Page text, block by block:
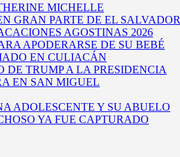
MICHELLE
GRAN PARTE DE EL SALVADOR
AGOSTINAS 2026
APODERARSE DE SU BEBÉ
EN CULIACÁN
DE TRUMP A LA PRESIDENCIA
EN SAN MIGUEL
ADOLESCENTE Y SU ABUELO
YA FUE CAPTURADO